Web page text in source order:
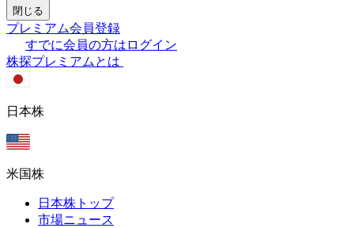
閉じる
プレミアム会員登録
すでに会員の方はログイン
株探プレミアムとは
日本株
米国株
日本株トップ
市場ニュース